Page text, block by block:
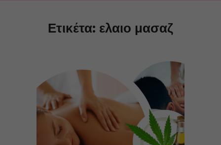
Ετικέτα: ελαιο μασαζ